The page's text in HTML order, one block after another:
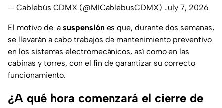
— Cablebús CDMX (@MICablebusCDMX) July 7, 2026
El motivo de la suspensión es que, durante dos semanas,
se llevarán a cabo trabajos de mantenimiento preventivo
en los sistemas electromecánicos, así como en las
cabinas y torres, con el fin de garantizar su correcto
funcionamiento.
¿A qué hora comenzará el cierre de